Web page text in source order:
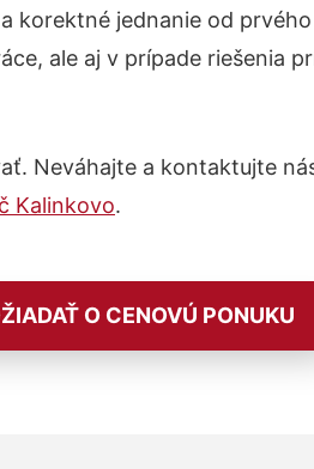
korektné jednanie od
ale aj v prípade riešenia
Neváhajte a kontaktujte
Kalinkovo.
O CENOVÚ PONUKU